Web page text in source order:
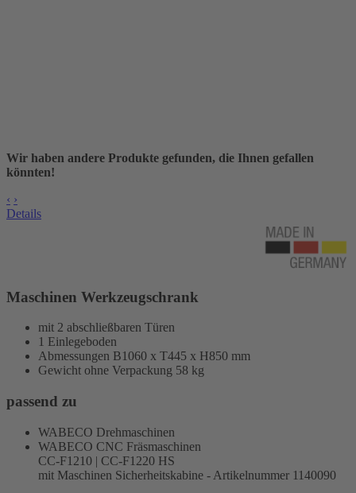
Wir haben andere Produkte gefunden, die Ihnen gefallen
könnten!
‹ ›
Details
Maschinen Werkzeugschrank
mit 2 abschließbaren Türen
1 Einlegeboden
Abmessungen B1060 x T445 x H850 mm
Gewicht ohne Verpackung 58 kg
passend zu
WABECO Drehmaschinen
WABECO CNC Fräsmaschinen
CC-F1210 | CC-F1220 HS
mit Maschinen Sicherheitskabine - Artikelnummer 1140090